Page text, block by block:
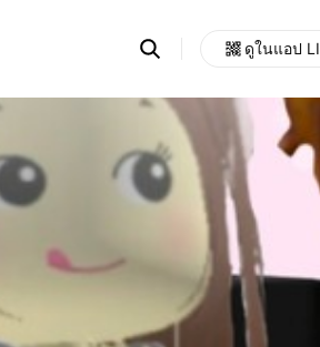
Search
OpenChats
messages
search
area
ดูในแอป